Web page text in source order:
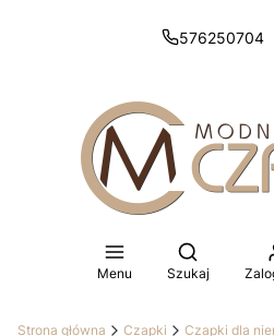
576250704
Menu
Otwórz
Szukaj
Strona główna Czapki Czapki dla